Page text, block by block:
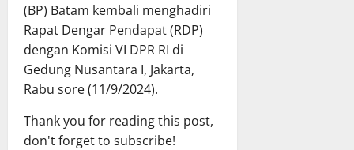
(BP) Batam kembali menghadiri
Rapat Dengar Pendapat (RDP)
dengan Komisi VI DPR RI di
Gedung Nusantara I, Jakarta,
Rabu sore (11/9/2024).
Thank you for reading this post,
don't forget to subscribe!